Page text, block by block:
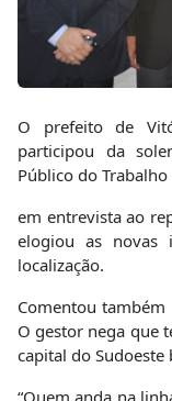
O prefeito de
participou da
Público do
em entrevista ao
elogiou as novas
localização.
Comentou
O gestor nega que
capital do Sudoeste
“Quem anda na